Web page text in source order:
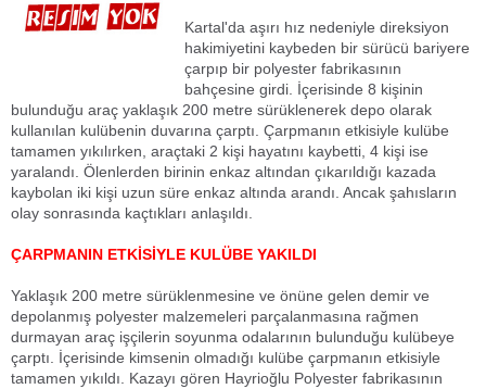
Kartal'da aşırı hız nedeniyle direksiyon
hakimiyetini kaybeden bir sürücü bariyere
çarpıp bir polyester fabrikasının
bahçesine girdi. İçerisinde 8 kişinin
bulunduğu araç yaklaşık 200 metre sürüklenerek depo olarak
kullanılan kulübenin duvarına çarptı. Çarpmanın etkisiyle kulübe
tamamen yıkılırken, araçtaki 2 kişi hayatını kaybetti, 4 kişi ise
yaralandı. Ölenlerden birinin enkaz altından çıkarıldığı kazada
kaybolan iki kişi uzun süre enkaz altında arandı. Ancak şahısların
olay sonrasında kaçtıkları anlaşıldı.
ÇARPMANIN ETKİSİYLE KULÜBE YAKILDI
Yaklaşık 200 metre sürüklenmesine ve önüne gelen demir ve
depolanmış polyester malzemeleri parçalanmasına rağmen
durmayan araç işçilerin soyunma odalarının bulunduğu kulübeye
çarptı. İçerisinde kimsenin olmadığı kulübe çarpmanın etkisiyle
tamamen yıkıldı. Kazayı gören Hayrioğlu Polyester fabrikasının